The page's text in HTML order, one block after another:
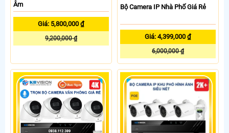
Âm
Giá: 5,800,000 ₫
9,200,000 ₫
Bộ Camera IP Nhà Phố Giá Rẻ
Giá: 4,399,000 ₫
6,000,000 ₫